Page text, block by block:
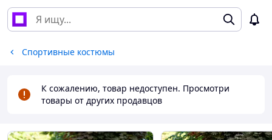
Спортивные костюмы
К сожалению, товар недоступен. Просмотри
товары от других продавцов